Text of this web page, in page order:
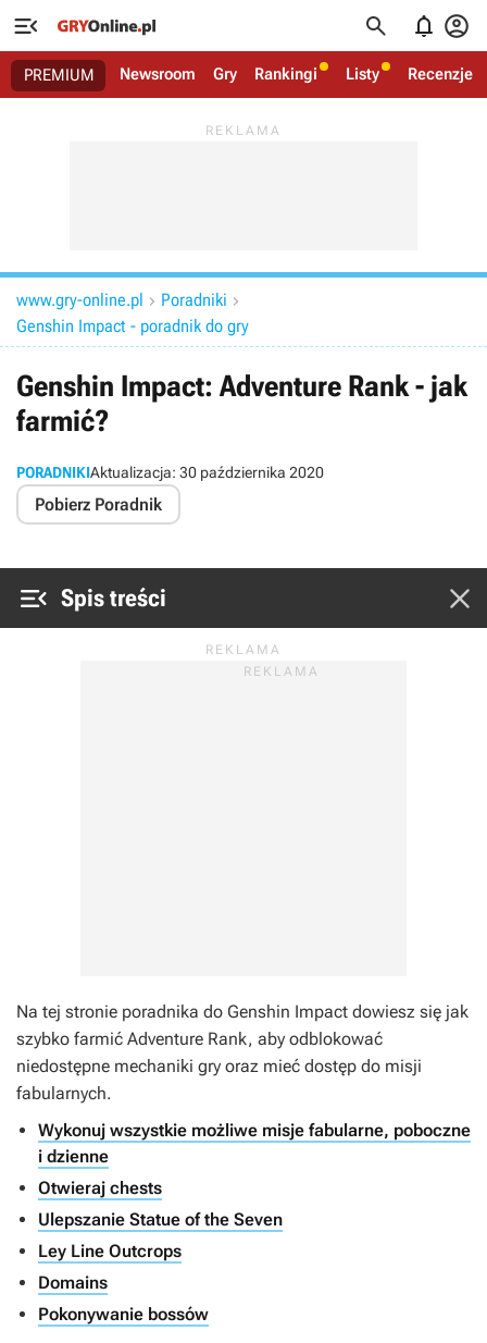
   
PREMIUM Newsroom Gry Rankingi Listy Recenzje
www.gry-online.pl  Poradniki 
Genshin Impact - poradnik do gry
Genshin Impact: Adventure Rank - jak
farmić?
PORADNIKIAktualizacja: 30 października 2020
Pobierz Poradnik
 Spis treści 
Na tej stronie poradnika do Genshin Impact dowiesz się jak
szybko farmić Adventure Rank, aby odblokować
niedostępne mechaniki gry oraz mieć dostęp do misji
fabularnych.
Wykonuj wszystkie możliwe misje fabularne, poboczne
i dzienne
Otwieraj chests
Ulepszanie Statue of the Seven
Ley Line Outcrops
Domains
Pokonywanie bossów